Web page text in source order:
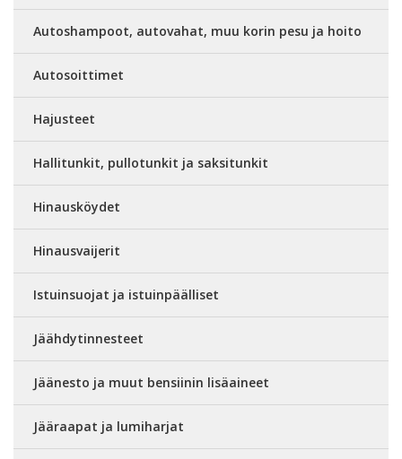
Autoshampoot, autovahat, muu korin pesu ja hoito
Autosoittimet
Hajusteet
Hallitunkit, pullotunkit ja saksitunkit
Hinausköydet
Hinausvaijerit
Istuinsuojat ja istuinpäälliset
Jäähdytinnesteet
Jäänesto ja muut bensiinin lisäaineet
Jääraapat ja lumiharjat